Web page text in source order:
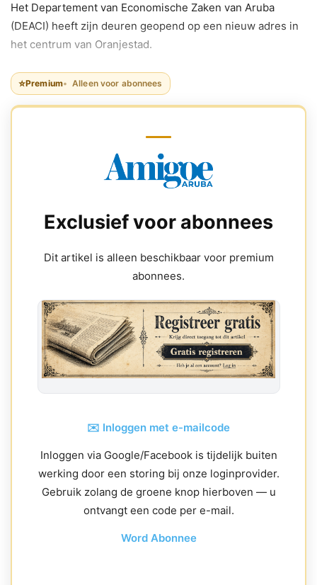
Het Departement van Economische Zaken van Aruba
(DEACI) heeft zijn deuren geopend op een nieuw adres in
het centrum van Oranjestad.
⭐Premium Alleen voor abonnees
Exclusief voor abonnees
Dit artikel is alleen beschikbaar voor premium
abonnees.
✉️ Inloggen met e-mailcode
Inloggen via Google/Facebook is tijdelijk buiten
werking door een storing bij onze loginprovider.
Gebruik zolang de groene knop hierboven — u
ontvangt een code per e-mail.
Word Abonnee